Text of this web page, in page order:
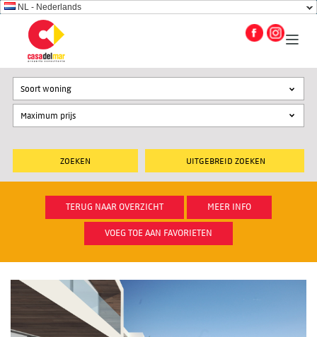
NL - Nederlands
UITGEBREID ZOEKEN
Soort woning
TERUG NAAR OVERZICHT MEER INFO
VOEG TOE AAN FAVORIETEN